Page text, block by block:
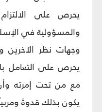
يحرص على
والمسؤولية في
وجهات نظر الآخرين
يحرص على التعامل
مع من تحت إمرته
يكون بذلك قدوةً